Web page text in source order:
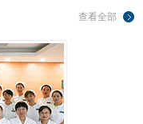
查看全部